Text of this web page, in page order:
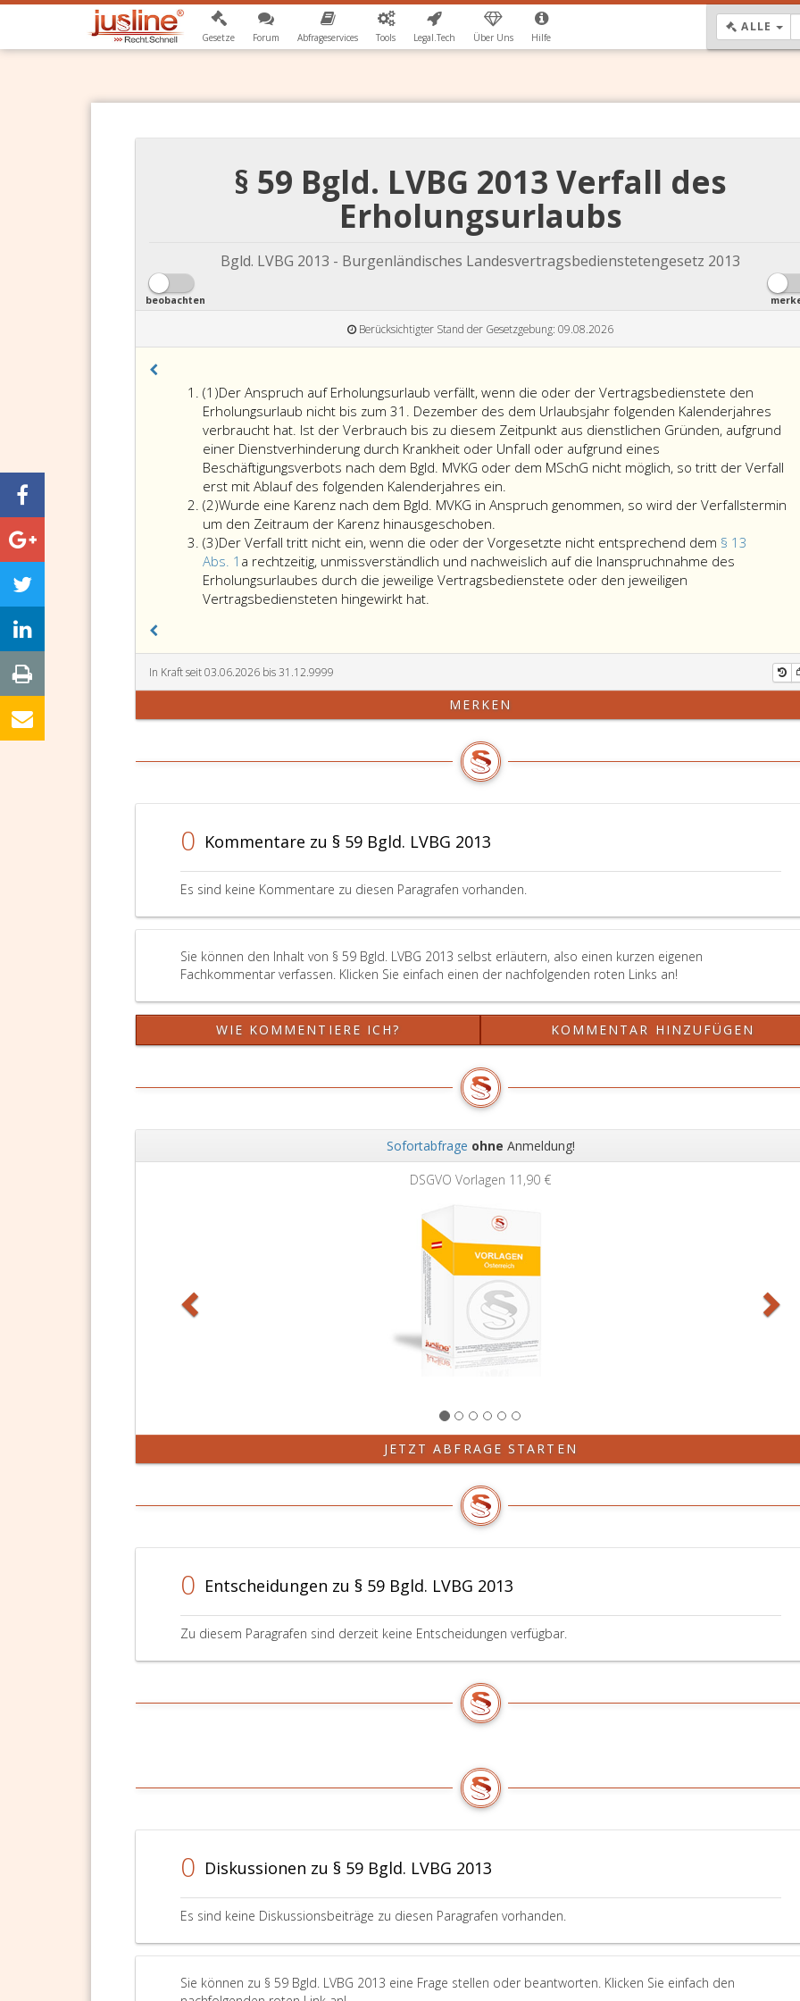
Gesetze Forum Abfrageservices Tools Legal.Tech Über Uns Hilfe
ALLE
§ 59 Bgld. LVBG 2013 Verfall des
Erholungsurlaubs
Bgld. LVBG 2013 - Burgenländisches Landesvertragsbedienstetengesetz 2013
beobachten
Berücksichtigter Stand der Gesetzgebung: 09.08.2026
(1)Absatz
eins,
Der Anspruch auf Erholungsurlaub verfällt, wenn die oder der Vertragsbedienstete den
Erholungsurlaub nicht bis zum 31. Dezember des dem Urlaubsjahr folgenden Kalenderjahres
verbraucht hat. Ist der Verbrauch bis zu diesem Zeitpunkt aus dienstlichen Gründen, aufgrund
einer Dienstverhinderung durch Krankheit oder Unfall oder aufgrund eines
Beschäftigungsverbots nach dem Bgld. MVKG oder dem MSchG nicht möglich, so tritt der Verfall
erst mit Ablauf des folgenden Kalenderjahres ein.
(2)Absatz
2,
Wurde eine Karenz nach dem Bgld. MVKG in Anspruch genommen, so wird der Verfallstermin
um den Zeitraum der Karenz hinausgeschoben.
(3)Absatz
3,
Der Verfall tritt nicht ein, wenn die oder der Vorgesetzte nicht entsprechend dem § 13
Abs. 1 a rechtzeitig, unmissverständlich und nachweislich auf die Inanspruchnahme des
Erholungsurlaubes durch die jeweilige Vertragsbedienstete oder den jeweiligen
Vertragsbediensteten hingewirkt hat.
nicht
wenn
Vorgesetzte
entsprechend
Paragraph
eins
a,
rechtzeitig,
unmissverständlich
und
auf
Inanspruchnahme
Erholungsurlaubes
durch
jeweilige
Vertragsbedienstete
oder
Vertragsbediensteten
hingewirkt
hat.
In Kraft seit 03.06.2026 bis 31.12.9999
MERKEN
0 Kommentare zu § 59 Bgld. LVBG 2013
Es sind keine Kommentare zu diesen Paragrafen vorhanden.
Sie können den Inhalt von § 59 Bgld. LVBG 2013 selbst erläutern, also einen kurzen eigenen
Fachkommentar verfassen. Klicken Sie einfach einen der nachfolgenden roten Links an!
WIE KOMMENTIERE ICH? KOMMENTAR HINZUFÜGEN
Sofortabfrage ohne Anmeldung!
DSGVO Vorlagen 11,90 €
JETZT ABFRAGE STARTEN
0 Entscheidungen zu § 59 Bgld. LVBG 2013
Zu diesem Paragrafen sind derzeit keine Entscheidungen verfügbar.
0 Diskussionen zu § 59 Bgld. LVBG 2013
Es sind keine Diskussionsbeiträge zu diesen Paragrafen vorhanden.
Sie können zu § 59 Bgld. LVBG 2013 eine Frage stellen oder beantworten. Klicken Sie einfach den